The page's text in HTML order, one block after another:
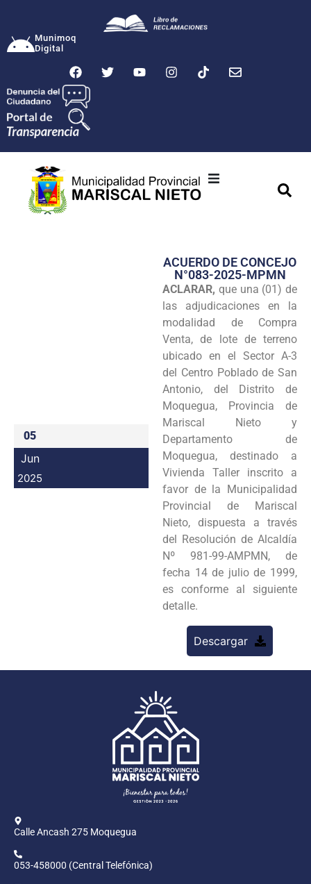
Munimoq
Digital
Transparencia
Seguridad
Programas
Intranet
05
Jun
2025
ACUERDO DE CONCEJO
N°083-2025-MPMN
ACLARAR, que una (01) de
las adjudicaciones en la
modalidad de Compra
Venta, de lote de terreno
ubicado en el Sector A-3
del Centro Poblado de San
Antonio, del Distrito de
Moquegua, Provincia de
Mariscal Nieto y
Departamento de
Moquegua, destinado a
Vivienda Taller inscrito a
favor de la Municipalidad
Provincial de Mariscal
Nieto, dispuesta a través
del Resolución de Alcaldía
Nº 981-99-AMPMN, de
fecha 14 de julio de 1999,
es conforme al siguiente
detalle.
Descargar
Calle Ancash 275 Moquegua
053-458000 (Central Telefónica)